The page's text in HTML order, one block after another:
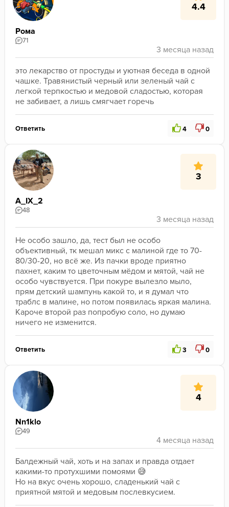
4.4
Рома
71
это лекарство от простуды и уютная беседа в одной
чашке. Травянистый черный или зеленый чай с
легкой терпкостью и медовой сладостью, которая
не забивает, а лишь смягчает горечь
Ответить 4 0
3
A_IX_2
48
Не особо зашло, да, тест был не особо
объективный, тк мешал микс с малиной где то 70-
80/30-20, но всё же. Из пачки вроде приятно
пахнет, каким то цветочным мёдом и мятой, чай не
особо чувствуется. При покуре вылезло мыло,
прям детский шампунь какой то, и я думал что
траблс в малине, но потом появилась яркая малина.
Кароче второй раз попробую соло, но думаю
ничего не изменится.
Ответить 3 0
4
Nn1klo
49
Балдежный чай, хоть и на запах и правда отдает
какими-то протухшими помоями 😅
Но на вкус очень хорошо, сладенький чай с
приятной мятой и медовым послевкусием.